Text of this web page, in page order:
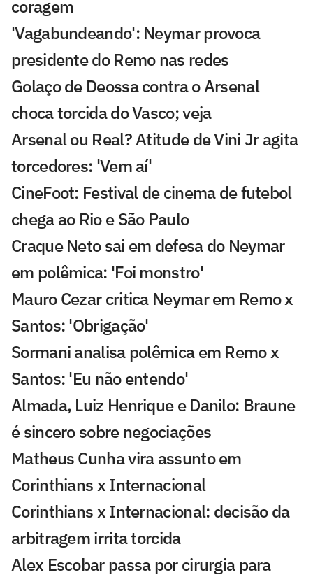
coragem
'Vagabundeando': Neymar provoca
presidente do Remo nas redes
Golaço de Deossa contra o Arsenal
choca torcida do Vasco; veja
Arsenal ou Real? Atitude de Vini Jr agita
torcedores: 'Vem aí'
CineFoot: Festival de cinema de futebol
chega ao Rio e São Paulo
Craque Neto sai em defesa do Neymar
em polêmica: 'Foi monstro'
Mauro Cezar critica Neymar em Remo x
Santos: 'Obrigação'
Sormani analisa polêmica em Remo x
Santos: 'Eu não entendo'
Almada, Luiz Henrique e Danilo: Braune
é sincero sobre negociações
Matheus Cunha vira assunto em
Corinthians x Internacional
Corinthians x Internacional: decisão da
arbitragem irrita torcida
Alex Escobar passa por cirurgia para